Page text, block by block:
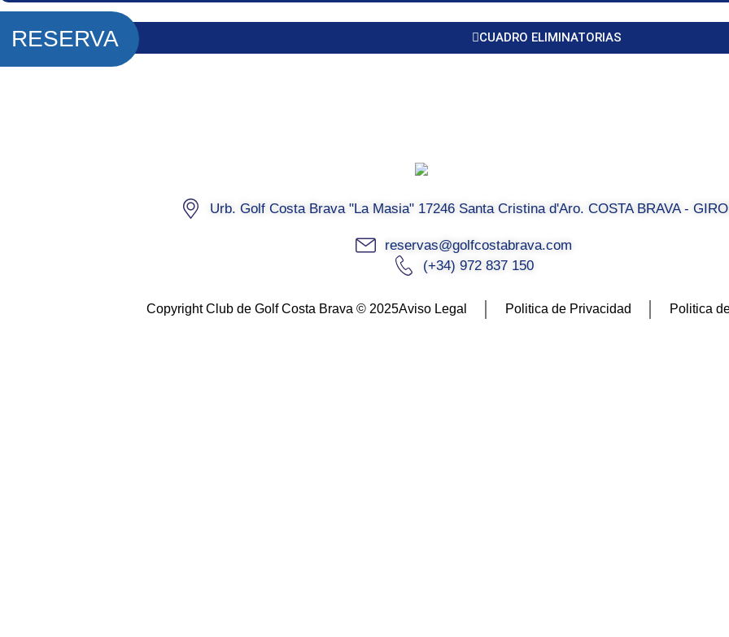
RESERVA CUADRO ELIMINATORIAS
Urb. Golf Costa Brava "La Masia" 17246 Santa Cristina d'Aro. COSTA BRAVA -
reservas@golfcostabrava.com
(+34) 972 837 150
Copyright Club de Golf Costa Brava © 2025Aviso Legal Politica de Privacidad Politica